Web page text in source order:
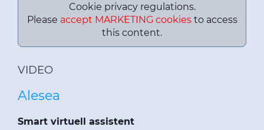
Cookie privacy regulations.
Please accept MARKETING cookiesto access
this content.
VIDEO
Alesea
Smart virtuell assistent